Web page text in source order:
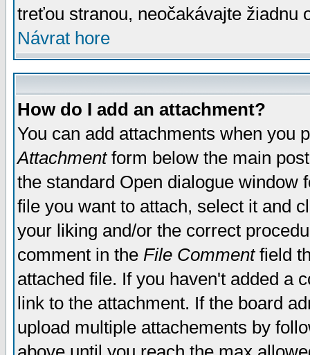
treťou stranou, neočakávajte žiadnu
Návrat hore
How do I add an attachment?
You can add attachments when you
Attachmentform below the main
the standard Open dialogue window
file you want to attach, select it and
your liking and/or the correct
comment in the File Commentfield
attached file. If you haven't added a
link to the attachment. If the board
upload multiple attachements by